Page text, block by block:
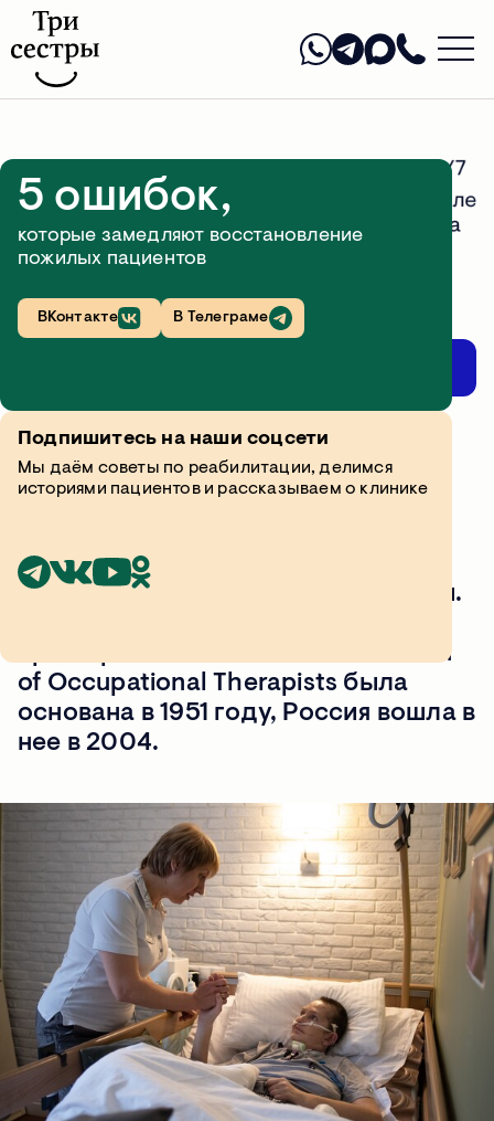
5 ошибок,
которые замедляют восстановление
пожилых пациентов
ВКонтакте В Телеграме
Подпишитесь на наши соцсети
Мы даём советы по реабилитации, делимся
историями пациентов и рассказываем о клинике
Кто такой эрготерапевт
эрготерапия сформировалась в
США после Второй мировой войны.
эрготерапевтов — World Federation
of Occupational Therapists была
основана в 1951 году, Россия вошла в
нее в 2004.